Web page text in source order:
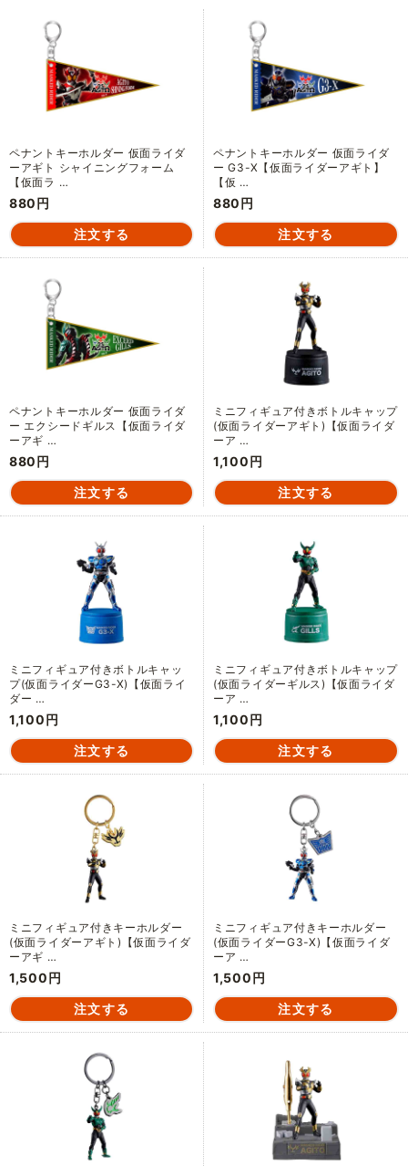
ペナントキーホルダー 仮面ライダ
ーアギト シャイニングフォーム
【仮面ラ …
880円
ペナントキーホルダー 仮面ライダ
ー G3-X【仮面ライダーアギト】
【仮 …
880円
ペナントキーホルダー 仮面ライダ
ー エクシードギルス【仮面ライダ
ーアギ …
880円
ミニフィギュア付きボトルキャップ
(仮面ライダーアギト)【仮面ライダ
ーア …
1,100円
ミニフィギュア付きボトルキャッ
プ(仮面ライダーG3-X)【仮面ライ
ダー …
1,100円
ミニフィギュア付きボトルキャップ
(仮面ライダーギルス)【仮面ライダ
ーア …
1,100円
ミニフィギュア付きキーホルダー
(仮面ライダーアギト)【仮面ライダ
ーアギ …
1,500円
ミニフィギュア付きキーホルダー
(仮面ライダーG3-X)【仮面ライダ
ーア …
1,500円